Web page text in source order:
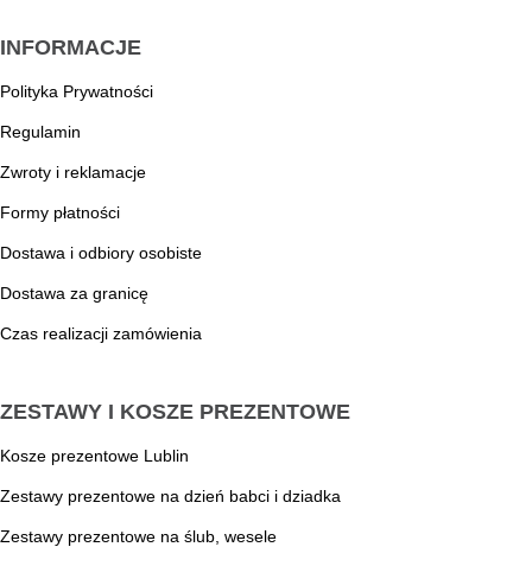
INFORMACJE
Polityka Prywatności
Regulamin
Zwroty i reklamacje
Formy płatności
Dostawa i odbiory osobiste
Dostawa za granicę
Czas realizacji zamówienia
ZESTAWY I KOSZE PREZENTOWE
Kosze prezentowe Lublin
Zestawy prezentowe na dzień babci i dziadka
Zestawy prezentowe na ślub, wesele